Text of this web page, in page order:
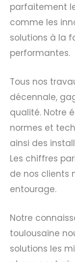
parfaitement
comme les
solutions à la
performantes.
Tous nos
décennale,
qualité. Notre
normes et
ainsi des
Les chiffres
de nos clients
entourage.
Notre
toulousaine
solutions les